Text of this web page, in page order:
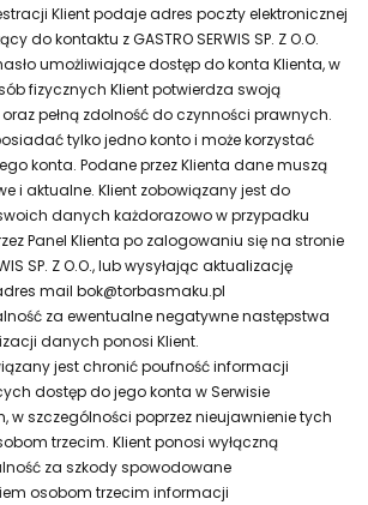
Klient podaje adres poczty elektronicznej
do kontaktu z GASTRO SERWIS SP. Z O.O.
umożliwiające dostęp do konta Klienta, w
fizycznych Klient potwierdza swoją
oraz pełną zdolność do czynności prawnych.
tylko jedno konto i może korzystać
konta. Podane przez Klienta dane muszą
i aktualne. Klient zobowiązany jest do
danych każdorazowo w przypadku
Panel Klienta po zalogowaniu się na stronie
SP. Z O.O., lub wysyłając aktualizację
mail bok@torbasmaku.pl
za ewentualne negatywne następstwa
danych ponosi Klient.
jest chronić poufność informacji
dostęp do jego konta w Serwisie
w szczególności poprzez nieujawnienie tych
trzecim. Klient ponosi wyłączną
za szkody spowodowane
osobom trzecim informacji